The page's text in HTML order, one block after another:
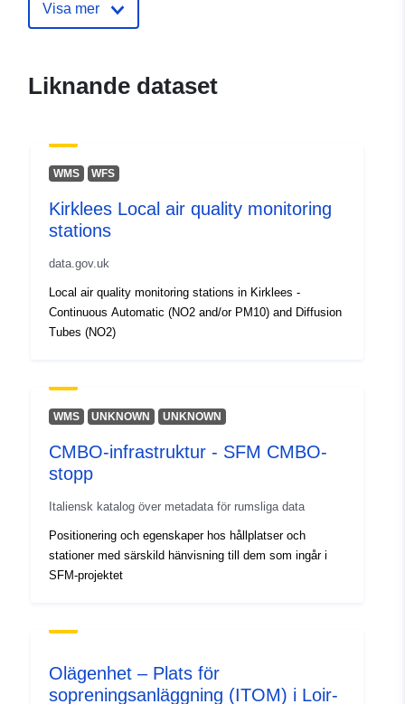
Visa mer
Liknande dataset
WMS WFS
Kirklees Local air quality monitoring
stations
data.gov.uk
Local air quality monitoring stations in Kirklees -
Continuous Automatic (NO2 and/or PM10) and Diffusion
Tubes (NO2)
WMS UNKNOWN UNKNOWN
CMBO-infrastruktur - SFM CMBO-
stopp
Italiensk katalog över metadata för rumsliga data
Positionering och egenskaper hos hållplatser och
stationer med särskild hänvisning till dem som ingår i
SFM-projektet
Olägenhet – Plats för
sopreningsanläggning (ITOM) i Loir-